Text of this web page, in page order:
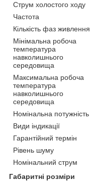
Струм холостого ходу
Частота
Кількість фаз живлення
Мінімальна робоча
температура
навколишнього
середовища
Максимальна робоча
температура
навколишнього
середовища
Номінальна потужність
Види індикації
Гарантійний термін
Рівень шуму
Номінальний струм
Габаритні розміри